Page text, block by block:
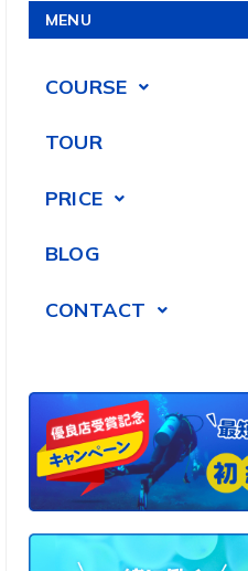
MENU
COURSE
TOUR
PRICE
BLOG
CONTACT